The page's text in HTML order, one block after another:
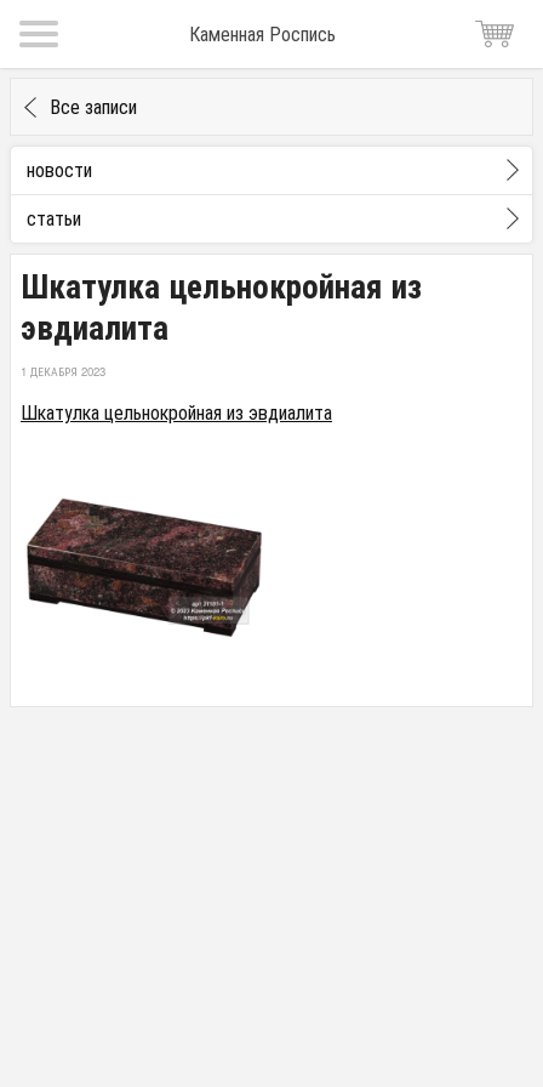
Каменная Роспись
Все записи
новости
статьи
Шкатулка цельнокройная из
эвдиалита
1 ДЕКАБРЯ 2023
Шкатулка цельнокройная из эвдиалита